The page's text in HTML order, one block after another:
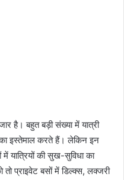
है। बहुत बड़ी संख्या में यात्री
इस्तेमाल करते हैं। लेकिन इन
में यात्रियों की सुख-सुविधा का
प्राइवेट बसों में डिल्क्स, लक्जरी